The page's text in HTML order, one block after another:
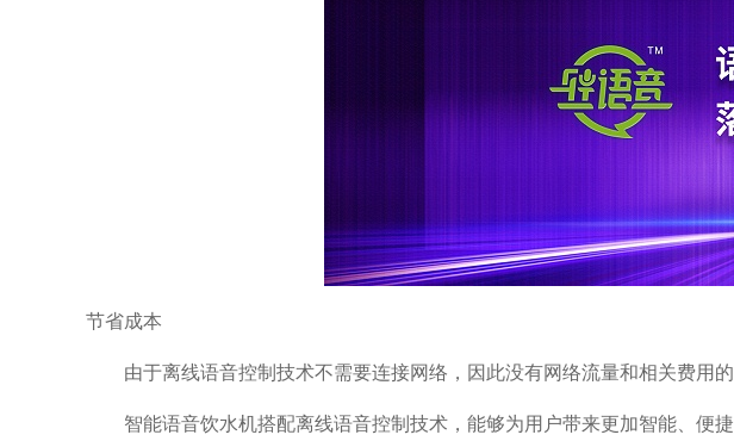
节省成本
由于离线语音控制技术不需要连接网络，因此没有网络流量和相关费用
智能语音饮水机搭配离线语音控制技术，能够为用户带来更加智能、